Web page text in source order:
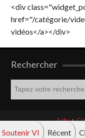
<div
href="/catégorie/
vidéos</a></div>
Soutenir VI Récent
Rechercher
Actu
©